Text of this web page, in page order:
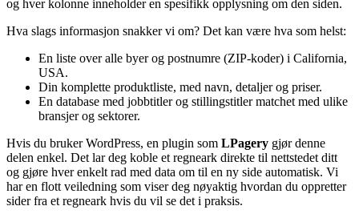
og hver kolonne inneholder en spesifikk opplysning om den siden.
Hva slags informasjon snakker vi om? Det kan være hva som helst:
En liste over alle byer og postnumre (ZIP-koder) i California,
USA.
Din komplette produktliste, med navn, detaljer og priser.
En database med jobbtitler og stillingstitler matchet med ulike
bransjer og sektorer.
Hvis du bruker WordPress, en plugin som LPagery gjør denne
delen enkel. Det lar deg koble et regneark direkte til nettstedet ditt
og gjøre hver enkelt rad med data om til en ny side automatisk. Vi
har en flott veiledning som viser deg nøyaktig hvordan du oppretter
sider fra et regneark hvis du vil se det i praksis.